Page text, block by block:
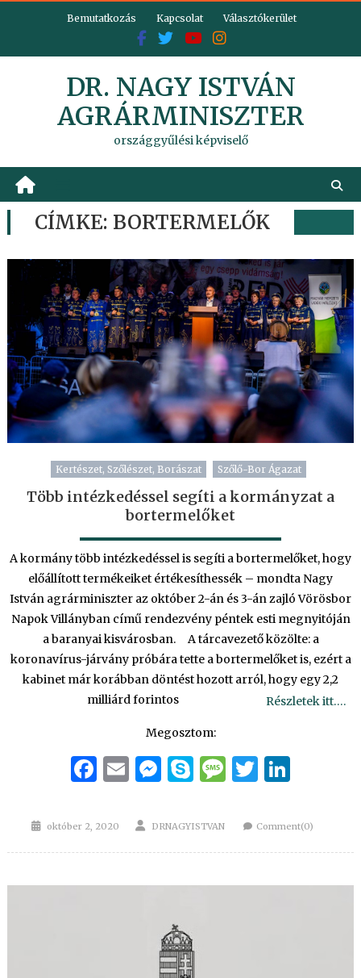
Bemutatkozás Kapcsolat Választókerület
DR. NAGY ISTVÁN
AGRÁRMINISZTER
országgyűlési képviselő
CÍMKE: BORTERMELŐK
Kertészet, Szőlészet, Borászat Szőlő-Bor Ágazat
Több intézkedéssel segíti a kormányzat a
bortermelőket
A kormány több intézkedéssel is segíti a bortermelőket, hogy
előállított termékeiket értékesíthessék – mondta Nagy
István agrárminiszter az október 2-án és 3-án zajló Vörösbor
Napok Villányban című rendezvény péntek esti megnyitóján
a baranyai kisvárosban. A tárcavezető közölte: a
koronavírus-járvány próbára tette a bortermelőket is, ezért a
kabinet már korábban döntést hozott arról, hogy egy 2,2
milliárd forintos
Részletek itt….
Megosztom:
Facebook
EmailMessenger
Skype
Message
Twitter
Posted
október 2, 2020 Author
DRNAGYISTVAN Comment(0)